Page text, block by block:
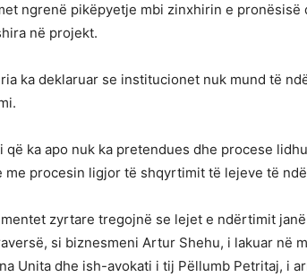
ngrenë pikëpyetje mbi zinxhirin e
në projekt.
ka deklaruar se institucionet nuk mund të
që ka apo nuk ka pretendues dhe procese
me procesin ligjor të shqyrtimit të lejeve të
zyrtare tregojnë se lejet e ndërtimit
si biznesmeni Artur Shehu, i lakuar në
Unita dhe ish-avokati i tij Pëllumb Petritaj, i